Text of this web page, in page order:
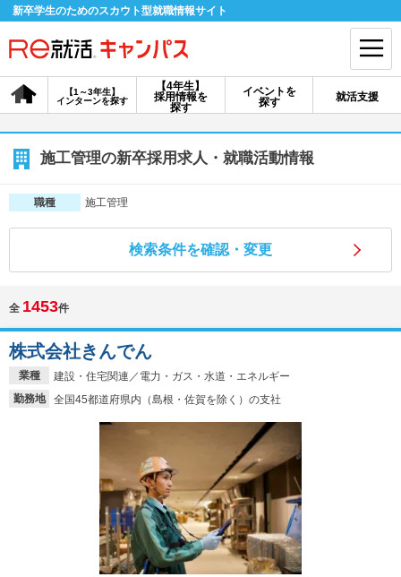
新卒学生のためのスカウト型就職情報サイト
【4年生】
採用情報を
探す
【1～3年生】
インターンを探す
イベントを
探す
就活支援
会員登録 ログイン
会員ID・パスワードを忘れた方はこちら
探す
【4年生】
【1～3年生】
イベントを探す スカウト お知らせ
就活ノウハウ・サポート
就活支援
就活ノウハウが満載！ お役立ち記事・相談室など
適職診断
あなたに合う仕事を診断！
就活チャンネル
動画で対策講座をチェック
就活ニュースペーパー よくある質問
施工管理の新卒採用求人・就職活動情報
職種 施工管理
検索条件を確認・変更
全 1453件
業種
建設・住宅関連／電力・ガス・水道・エネルギー
勤務地
全国45都道府県内（島根・佐賀を除く）の支社
株式会社きんでん